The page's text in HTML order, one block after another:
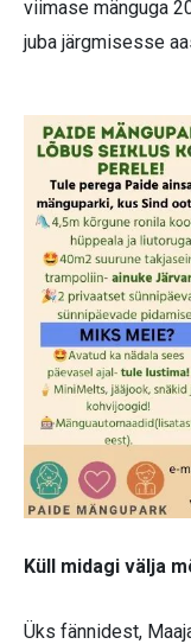
viimase mänguga
juba järgmisesse
Küll midagi välja
Üks fännidest,